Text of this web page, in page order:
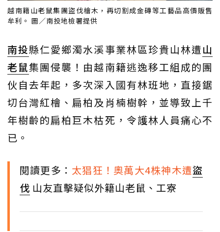
越南籍山老鼠集團盜伐檜木，再切割成金磚等工藝品高價販售
牟利。 圖／南投地檢署提供
南投縣仁愛鄉濁水溪事業林區珍貴山林遭山
老鼠集團侵襲！由越南籍逃逸移工組成的團
伙自去年起，多次深入國有林班地，直接鋸
切台灣紅檜、扁柏及肖楠樹幹，並導致上千
年樹齡的扁柏巨木枯死，令護林人員痛心不
已。
閱讀更多： 太猖狂！奧萬大4株神木遭盜
伐 山友直擊疑似外籍山老鼠、工寮